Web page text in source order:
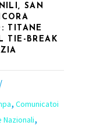
SAN
TITANE
TIE-BREAK
, Comunicatoi
Nazionali,